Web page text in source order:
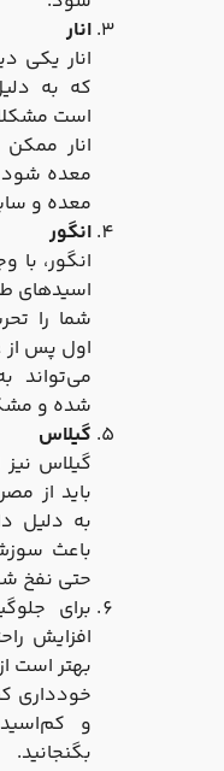
انار
انار یکی
که به
است
انار
معده شود
معده و
انگور
انگور،
اسیدهای
شما را
اول پس از
می‌تواند
شده و
گیلاس
گیلاس
باید از
به دلیل
باعث
حتی نفخ
برای
افزایش
بهتر است
خودداری
و
بگنجانید.